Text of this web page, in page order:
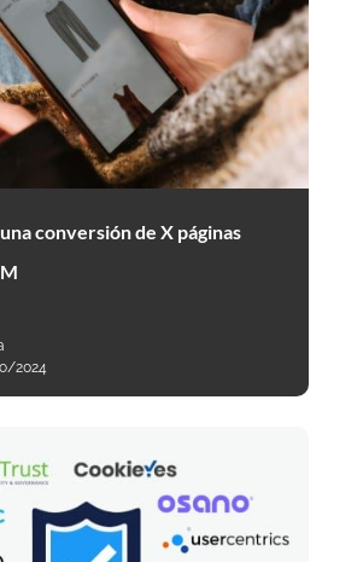
conversión de X páginas
2024